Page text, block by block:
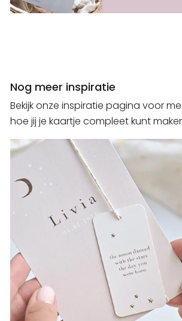
Nog meer inspiratie
Bekijk onze inspiratie pagina voor
hoe jij je kaartje compleet kunt